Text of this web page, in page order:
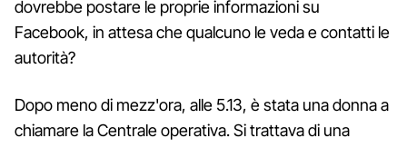
dovrebbe postare le proprie informazioni su
Facebook, in attesa che qualcuno le veda e contatti le
autorità?
Dopo meno di mezz'ora, alle 5.13, è stata una donna a
chiamare la Centrale operativa. Si trattava di una